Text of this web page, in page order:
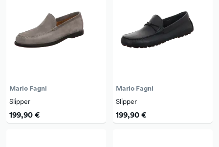
Mario Fagni
Slipper
199,90 €
Mario Fagni
Slipper
199,90 €